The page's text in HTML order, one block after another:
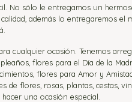
No sólo le entregamos un
además lo entregaremos el
cualquier ocasión. Tenemos
flores para el Día de la
flores para Amor y
de flores, rosas, plantas, cestas,
una ocasión especial.